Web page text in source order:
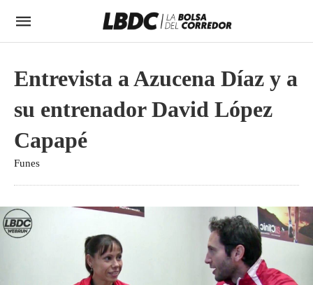
Entrevista a Azucena Díaz y a
su entrenador David López
Capapé
Funes